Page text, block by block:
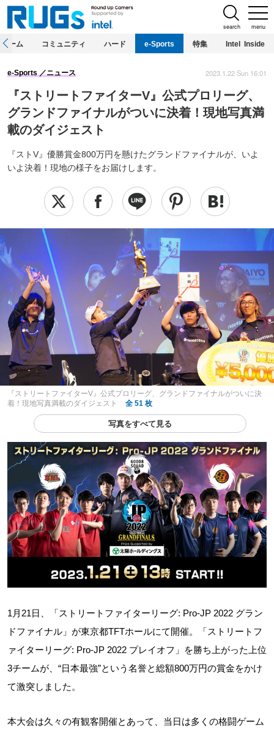
menu
search
ホーム コミュニティ ハード e-Sports 特集 Intel Inside
『ストリートファイターV』公式プロリーグ、
グランドファイナルがついに決着！現地写真満
載のダイジェスト
『ストV』優勝賞金800万円を懸けたグランドファイナルが、いよ
いよ決着！現地の様子をお届けします。
e-Sports ニュース 2023.1.22 Sun 16:01
『ストリートファイターV』公式プロリーグ、グランドファイナルがついに決
着！現地写真満載のダイジェスト
全 51 枚
写真をすべて見る
1月21日、「ストリートファイターリーグ: Pro-JP 2022 グラン
ドファイナル」が東京都TFTホールにて開催。「ストリートフ
ァイターリーグ: Pro-JP 2022 プレイオフ」を勝ち上がった上位
3チームが、“日本最強”という名誉と総額800万円の賞金をかけ
て激突しました。
本大会は久々の有観客開催とあって、当日は多くの格闘ゲーム